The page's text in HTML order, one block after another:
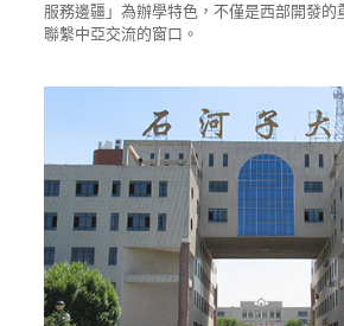
服務邊疆」為辦學特色，不僅是西部開發的
聯繫中亞交流的窗口。